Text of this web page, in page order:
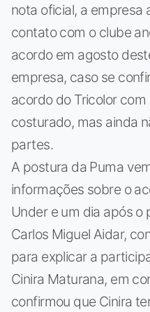
nota oficial, a empresa
contato com o clube
acordo em agosto
empresa, caso se
acordo do Tricolor com
costurado, mas ainda
partes.
A postura da Puma
informações sobre o
Under e um dia após o
Carlos Miguel Aidar,
para explicar a
Cinira Maturana, em
confirmou que Cinira